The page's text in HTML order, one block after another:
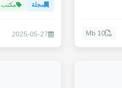
10 Mb
مجلة مكتب
2025-05-27